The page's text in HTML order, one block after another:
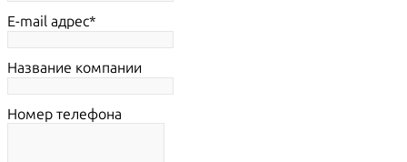
E-mail адрес
Название компании
Номер телефона